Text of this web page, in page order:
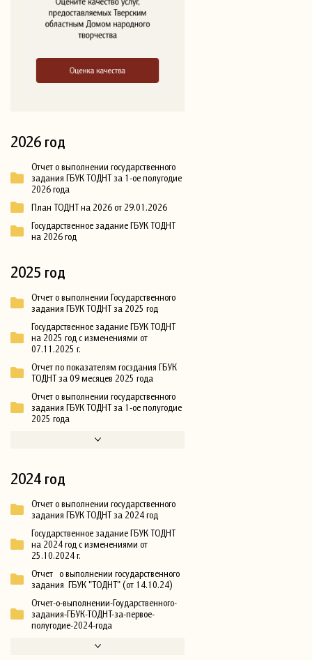
2026 год
Отчет о выполнении государственного
задания ГБУК ТОДНТ за 1-ое полугодие
2026 года
План ТОДНТ на 2026 от 29.01.2026
Государственное задание ГБУК ТОДНТ
на 2026 год
2025 год
Отчет о выполнении Государственного
задания ГБУК ТОДНТ за 2025 год
Государственное задание ГБУК ТОДНТ
на 2025 год с изменениями от
07.11.2025 г.
Отчет по показателям госздания ГБУК
ТОДНТ за 09 месяцев 2025 года
Отчет о выполнении государственного
задания ГБУК ТОДНТ за 1-ое полугодие
2025 года
2024 год
Отчет о выполнении государственного
задания ГБУК ТОДНТ за 2024 год
Государственное задание ГБУК ТОДНТ
на 2024 год с изменениями от
25.10.2024 г.
Отчет о выполнении государственного
задания ГБУК "ТОДНТ" (от 14.10.24)
Отчет-о-выполнении-Гоударственного-
задания-ГБУК-ТОДНТ-за-первое-
полугодие-2024-года